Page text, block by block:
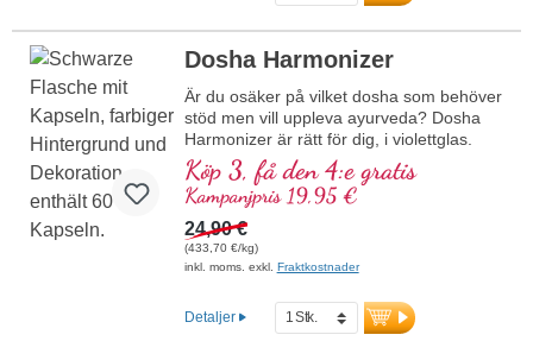
Dosha Harmonizer
Är du osäker på vilket dosha som behöver
stöd men vill uppleva ayurveda? Dosha
Harmonizer är rätt för dig, i violettglas.
Köp 3, få den 4:e gratis
Kampanjpris 19,95 €
24,90 €
(433,70 €/kg)
inkl. moms. exkl. Fraktkostnader
Detaljer